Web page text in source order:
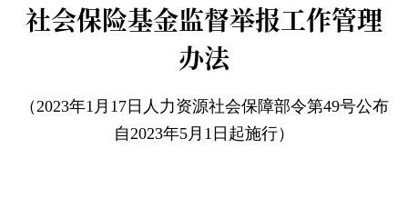
社会保险基金监督举报工作管理
办法
（2023年1月17日人力资源社会保障部令第49号公布
自2023年5月1日起施行）